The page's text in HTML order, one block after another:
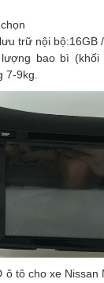
trữ nội bộ:16GB
bao bì (khối
7-9kg.
ô tô cho xe Nissan